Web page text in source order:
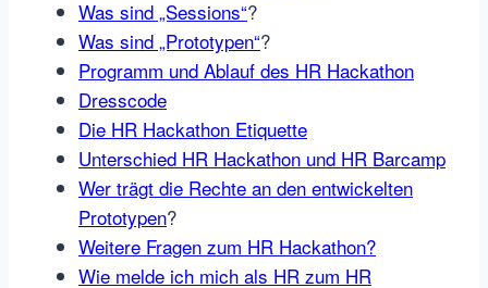
Was sind „Sessions“?
Was sind „Prototypen“?
Programm und Ablauf des HR Hackathon
Dresscode
Die HR Hackathon Etiquette
Unterschied HR Hackathon und HR Barcamp
Wer trägt die Rechte an den entwickelten
Prototypen?
Weitere Fragen zum HR Hackathon?
Wie melde ich mich als HR zum HR